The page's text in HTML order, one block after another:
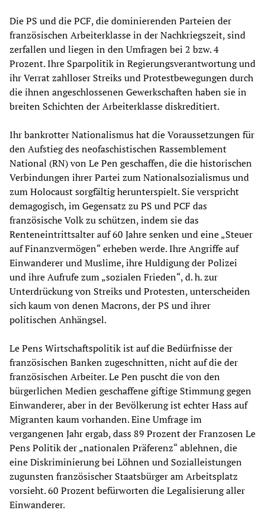
Die PS und die PCF, die dominierenden Parteien der
französischen Arbeiterklasse in der Nachkriegszeit, sind
zerfallen und liegen in den Umfragen bei 2 bzw. 4
Prozent. Ihre Sparpolitik in Regierungsverantwortung und
ihr Verrat zahlloser Streiks und Protestbewegungen durch
die ihnen angeschlossenen Gewerkschaften haben sie in
breiten Schichten der Arbeiterklasse diskreditiert.
Ihr bankrotter Nationalismus hat die Voraussetzungen für
den Aufstieg des neofaschistischen Rassemblement
National (RN) von Le Pen geschaffen, die die historischen
Verbindungen ihrer Partei zum Nationalsozialismus und
zum Holocaust sorgfältig herunterspielt. Sie verspricht
demagogisch, im Gegensatz zu PS und PCF das
französische Volk zu schützen, indem sie das
Renteneintrittsalter auf 60 Jahre senken und eine „Steuer
auf Finanzvermögen“ erheben werde. Ihre Angriffe auf
Einwanderer und Muslime, ihre Huldigung der Polizei
und ihre Aufrufe zum „sozialen Frieden“, d. h. zur
Unterdrückung von Streiks und Protesten, unterscheiden
sich kaum von denen Macrons, der PS und ihrer
politischen Anhängsel.
Le Pens Wirtschaftspolitik ist auf die Bedürfnisse der
französischen Banken zugeschnitten, nicht auf die der
französischen Arbeiter. Le Pen puscht die von den
bürgerlichen Medien geschaffene giftige Stimmung gegen
Einwanderer, aber in der Bevölkerung ist echter Hass auf
Migranten kaum vorhanden. Eine Umfrage im
vergangenen Jahr ergab, dass 89 Prozent der Franzosen Le
Pens Politik der „nationalen Präferenz“ ablehnen, die
eine Diskriminierung bei Löhnen und Sozialleistungen
zugunsten französischer Staatsbürger am Arbeitsplatz
vorsieht. 60 Prozent befürworten die Legalisierung aller
Einwanderer.